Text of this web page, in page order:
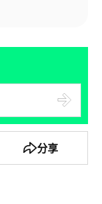
分享